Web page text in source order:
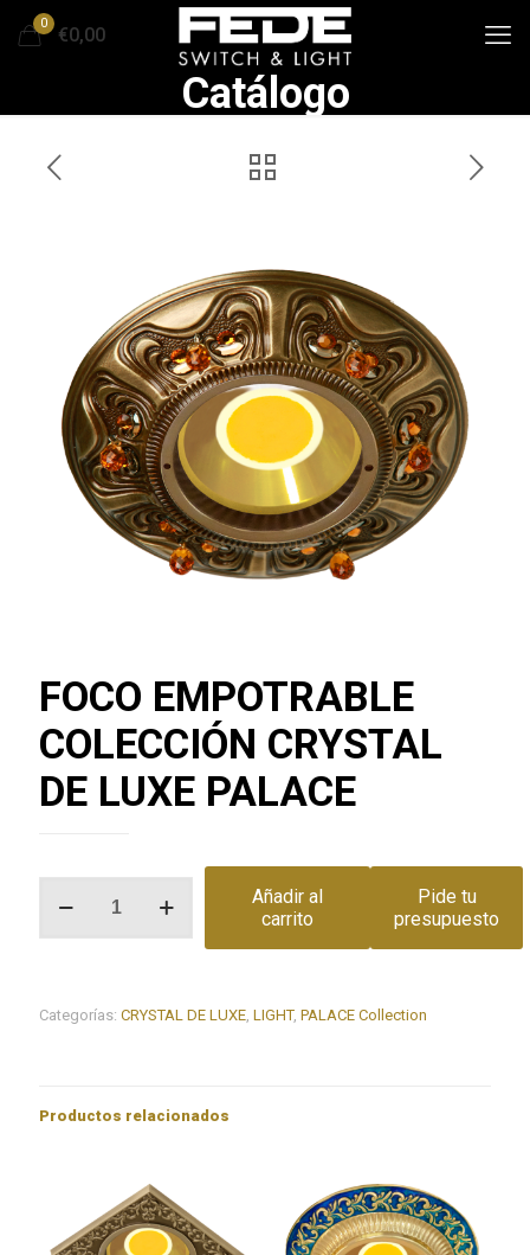
0
€0,00
Catálogo
FOCO EMPOTRABLE
COLECCIÓN CRYSTAL
DE LUXE PALACE
EMPOTRABLE
PALACE
Añadir al
carrito
Pide tu
presupuesto
Categorías: CRYSTAL DE LUXE, LIGHT, PALACE Collection
Productos relacionados